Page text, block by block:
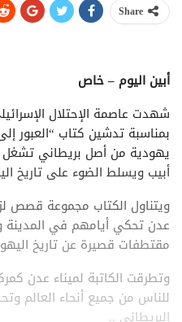
Share
أبين اليوم – خاص
شهدت عاصمة الإحتلال
بمناسبة تدشين كتاب “العبور
يهودية من أصل بريطاني
أبيب ويسلط الضوء على تاريخ
ويتناول الكتاب مجموعة قصص
عدن تحكي أيامهم في المدينة
مقتطفات قصيرة عن تاريخ
وتطرقت الكاتبة لميناء عدن
للناس من جميع أنحاء العالم
البريطاني ..